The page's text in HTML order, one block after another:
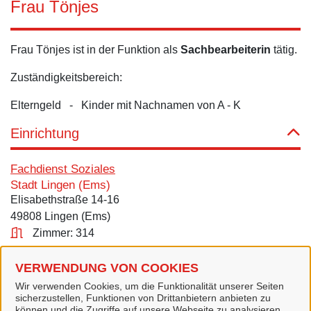
VERWENDUNG VON COOKIES
Wir verwenden Cookies, um die Funktionalität unserer Seiten
sicherzustellen, Funktionen von Drittanbietern anbieten zu
Frau Tönjes
Frau Tönjes ist in der Funktion als Sachbearbeiterin tätig.
Zuständigkeitsbereich:
Elterngeld - Kinder mit Nachnamen von A - K
Einrichtung
Fachdienst Soziales
Stadt Lingen (Ems)
Elisabethstraße 14-16
49808 Lingen (Ems)
Zimmer: 314
Kontakt
Tel.:0591 9144-573